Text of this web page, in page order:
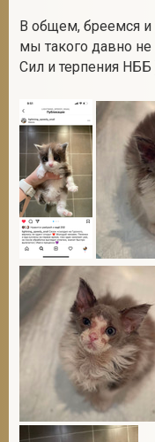
В общем, бреемся и
мы такого давно
Сил и терпения НББ